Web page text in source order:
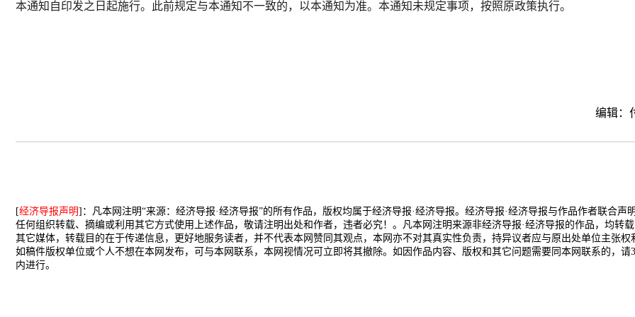
本通知自印发之日起施行。此前规定与本通知不一致的，以本通知为准。本通知未规定事项，按照原政策执行。
编辑：
[经济导报声明]：凡本网注明“来源：经济导报·经济导报”的所有作品，版权均属于经济导报·经济导报。经济导报·经济导报与作品作者联合声明
任何组织转载、摘编或利用其它方式使用上述作品，敬请注明出处和作者，违者必究！。凡本网注明来源非经济导报·经济导报的作品，均转载
其它媒体，转载目的在于传递信息，更好地服务读者，并不代表本网赞同其观点，本网亦不对其真实性负责，持异议者应与原出处单位主张权
如稿件版权单位或个人不想在本网发布，可与本网联系，本网视情况可立即将其撤除。如因作品内容、版权和其它问题需要同本网联系的，请
内进行。